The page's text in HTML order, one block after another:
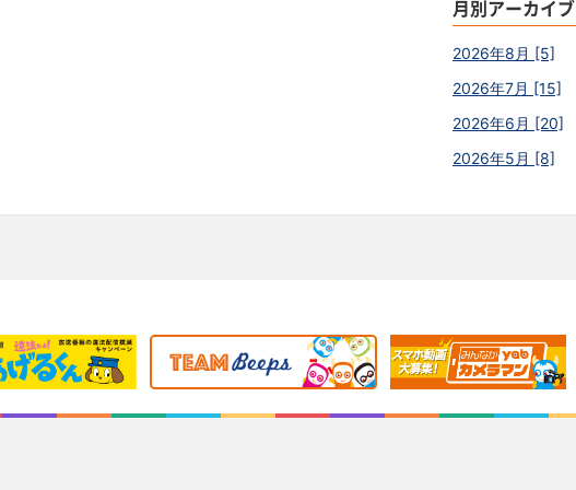
月別アーカイブ
2026年8月 [5]
2026年7月 [15]
2026年6月 [20]
2026年5月 [8]